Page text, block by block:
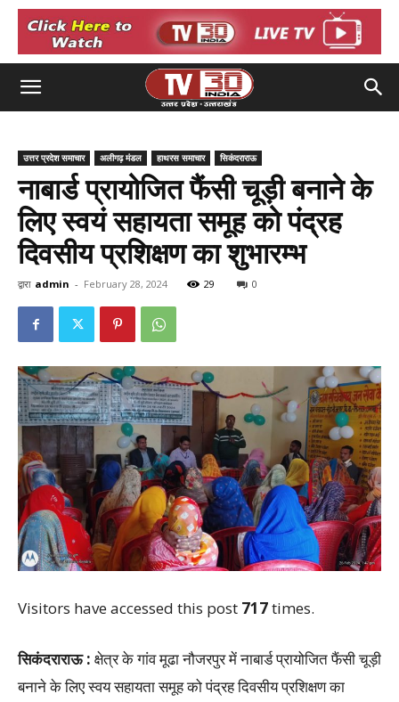
उत्तर प्रदेश समाचार अलीगढ़ मंडल हाथरस समाचार सिकंदराराऊ
नाबार्ड प्रायोजित फैंसी चूड़ी बनाने के
लिए स्वयं सहायता समूह को पंद्रह
दिवसीय प्रशिक्षण का शुभारम्भ
द्वारा admin - February 28, 2024 29 0
Visitors have accessed this post 717times.
सिकंदराराऊ : क्षेत्र के गांव मूढा नौजरपुर में नाबार्ड प्रायोजित फैंसी चूड़ी
बनाने के लिए स्वय सहायता समूह को पंद्रह दिवसीय प्रशिक्षण का